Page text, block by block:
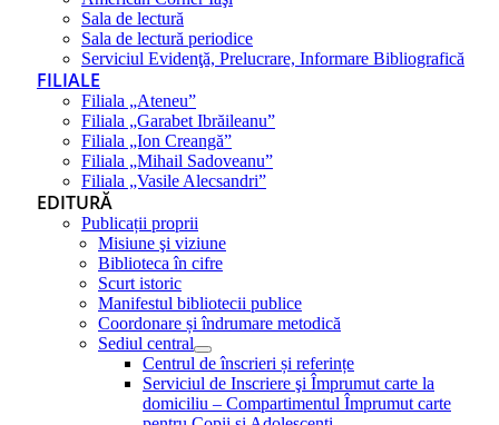
Sala de lectură
Sala de lectură periodice
Serviciul Evidenţă, Prelucrare, Informare Bibliografică
FILIALE
Filiala „Ateneu”
Filiala „Garabet Ibrăileanu”
Filiala „Ion Creangă”
Filiala „Mihail Sadoveanu”
Filiala „Vasile Alecsandri”
EDITURĂ
Publicații proprii
Misiune şi viziune
Biblioteca în cifre
Scurt istoric
Manifestul bibliotecii publice
Coordonare și îndrumare metodică
Sediul central
Centrul de înscrieri și referințe
Serviciul de Inscriere şi Împrumut carte la
domiciliu – Compartimentul Împrumut carte